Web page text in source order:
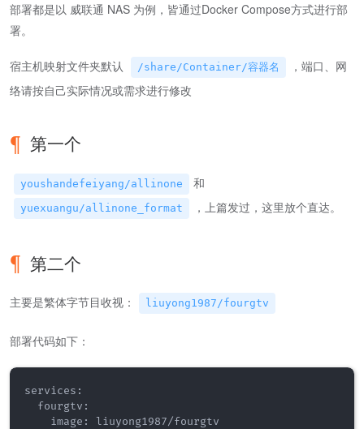
线设备
部署都是以 威联通 NAS 为例，皆通过Docker Compose方式进行部
署。
宿主机映射文件夹默认 /share/Container/容器名
，端口、网
络请按自己实际情况或需求进行修改
第一个
youshandefeiyang/allinone 和
yuexuangu/allinone_format ，上篇发过，这里放个直达。
第二个
主要是繁体字节目收视： liuyong1987/fourgtv
部署代码如下：
services:
  fourgtv:
    image: liuyong1987/fourgtv